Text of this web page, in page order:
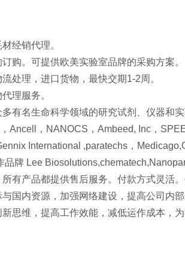
经销代理。
购。可提供欧美实验室品牌的采购方案。
处理，进口货物，最快交期1-2周。
理服务。
有名生命科学领域的研究试剂、仪器和
Ancell，NANOCS，Ambeed, Inc，
International ,paratechs，
品牌 Lee
有产品都提供售后服务。付款方式灵活
国内资源，加强网络建设，提高公司内
思维，提高工作效能，减低运作成本，为